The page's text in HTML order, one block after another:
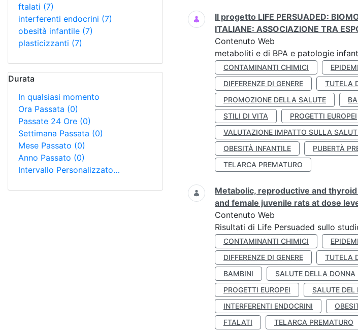
ftalati (7)
interferenti endocrini (7)
obesità infantile (7)
plasticizzanti (7)
Durata
In qualsiasi momento
Ora Passata (0)
Passate 24 Ore (0)
Settimana Passata (0)
Mese Passato (0)
Anno Passato (0)
Intervallo Personalizzato…
Il progetto LIFE PERSUADED:
ITALIANE: ASSOCIAZIONE TRA
Contenuto Web
metaboliti e di BPA e patologie
CONTAMINANTI CHIMICI
DIFFERENZE DI GENERE
TUTELA
PROMOZIONE DELLA SALUTE
STILI DI VITA
PROGETTI EUROPEI
VALUTAZIONE IMPATTO SULLA
OBESITÀ INFANTILE
PUBERTÀ
TELARCA PREMATURO
Metabolic, reproductive and
and female juvenile rats at dose
Contenuto Web
Risultati di Life Persuaded sullo
CONTAMINANTI CHIMICI
DIFFERENZE DI GENERE
TUTELA
BAMBINI
SALUTE DELLA DONNA
PROGETTI EUROPEI
SALUTE DEL
INTERFERENTI ENDOCRINI
FTALATI
TELARCA PREMATURO